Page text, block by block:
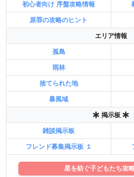
初心者向け 序盤攻略情報
原罪の攻略のヒント
エリア情報
孤島
雨林
捨てられた地
暴風域
掲示板
雑談掲示板
フレンド募集掲示板 １
星を紡ぐ子どもたち攻